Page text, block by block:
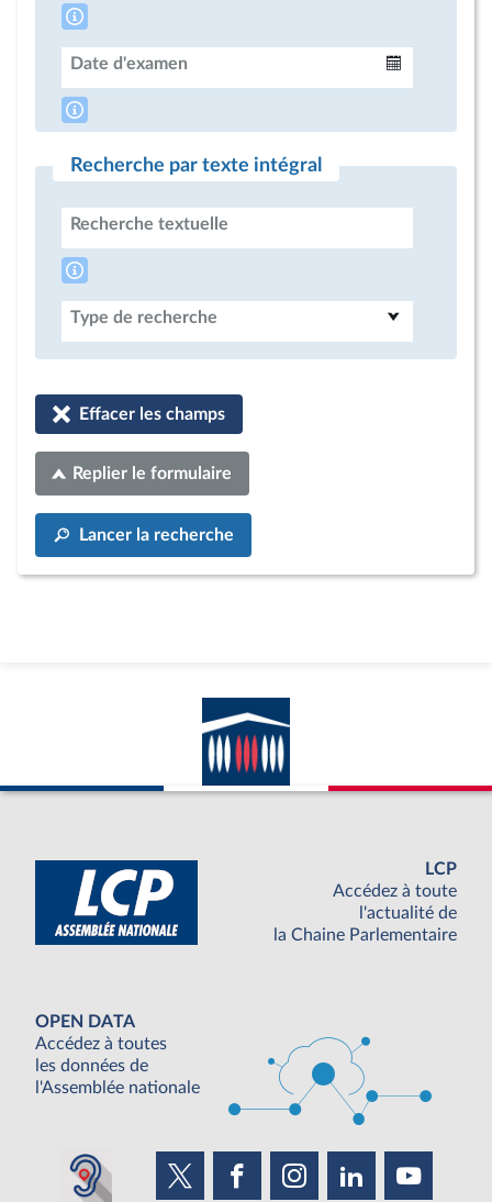
Date d'examen
Recherche par texte intégral
Recherche textuelle
Type de recherche
Effacer les champs
Replier le formulaire
Lancer la recherche
LCP
Accédez à toute
l'actualité de
la Chaine Parlementaire
OPEN DATA
Accédez à toutes
les données de
l'Assemblée nationale